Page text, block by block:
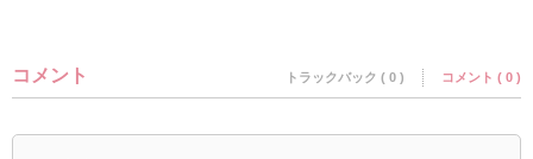
コメント トラックバック ( 0 ) コメント ( 0 )